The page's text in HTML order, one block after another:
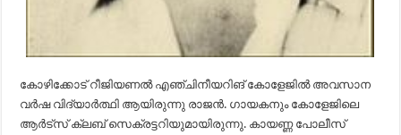
കോഴിക്കോട് റീജിയണൽ എഞ്ചിനീയറിങ് കോളേജിൽ അവസാന
വർഷ വിദ്യാർത്ഥി ആയിരുന്നു രാജൻ. ഗായകനും കോളേജിലെ
ആർട്സ് ക്ലബ് സെക്രട്ടറിയുമായിരുന്നു. കായണ്ണ പോലീസ്